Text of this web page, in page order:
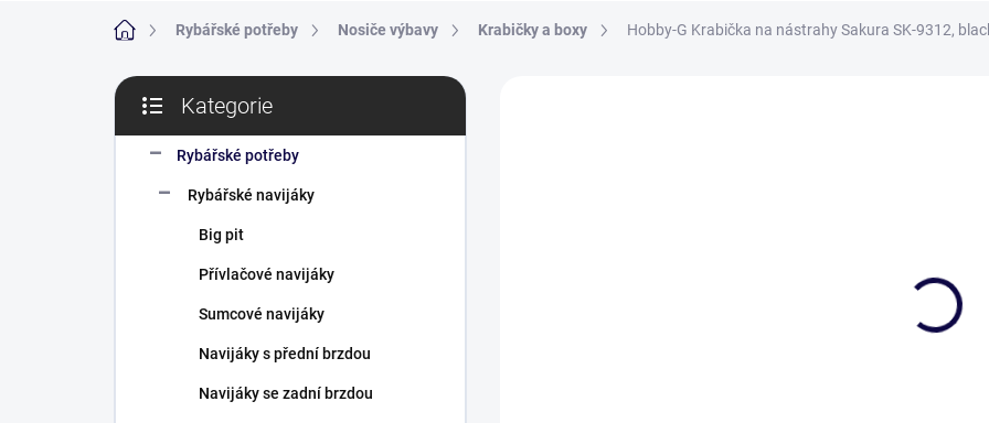
Domů Rybářské potřeby Nosiče výbavy Krabičky a boxy Hobby-G Krabička na nástrahy Sakura SK-9312,
P
s
kategorie
Kategorie
Rybářské potřeby
Rybářské navijáky
Big pit
Přívlačové navijáky
Sumcové navijáky
Navijáky s přední brzdou
Navijáky se zadní brzdou